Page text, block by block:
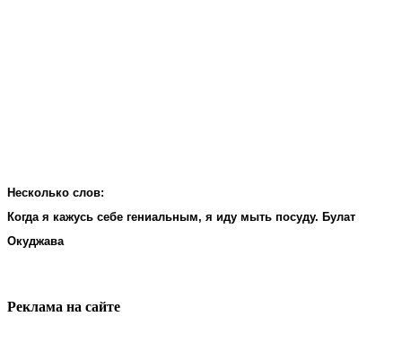
Несколько слов:
Когда я кажусь себе гениальным, я иду мыть посуду. Булат
Окуджава
Реклама на cайте